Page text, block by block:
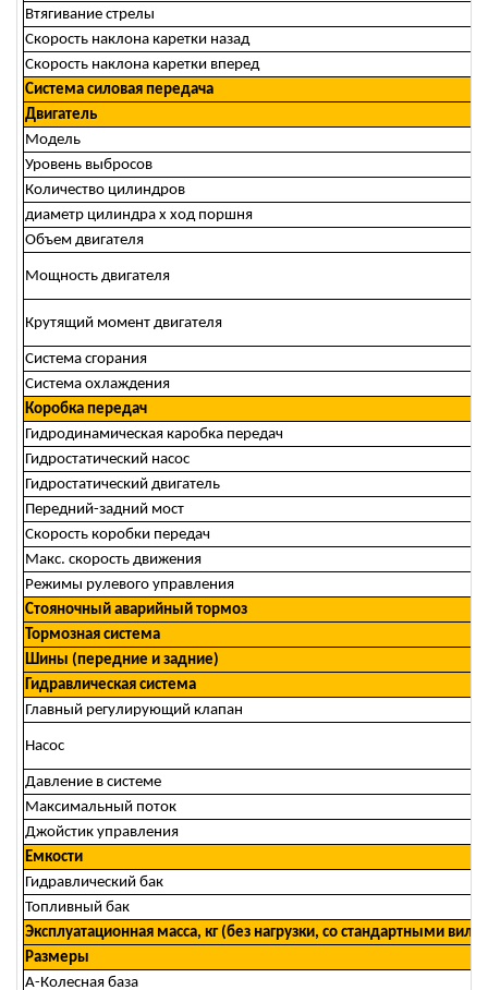
Втягивание стрелы
Скорость наклона каретки назад
Скорость наклона каретки вперед
Cистема силовая передача
Двигатель
Модель
Уровень выбросов
Количество цилиндров
диаметр цилиндра х ход поршня
Объем двигателя
Мощность двигателя
Крутящий момент двигателя
Система сгорания
Система охлаждения
Коробка передач
Гидродинамическая каробка передач
Гидростатический насос
Гидростатический двигатель
Передний-задний мост
Скорость коробки передач
Макс. скорость движения
Режимы рулевого управления
Стояночный аварийный тормоз
Тормозная система
Шины (передние и задние)
Гидравлическая система
Главный регулирующий клапан
Насос
Давление в системе
Максимальный поток
Джойстик управления
Емкости
Гидравлический бак
Топливный бак
Эксплуатационная масса, кг (без нагрузки, со стандартными
Размеры
A-Колесная база